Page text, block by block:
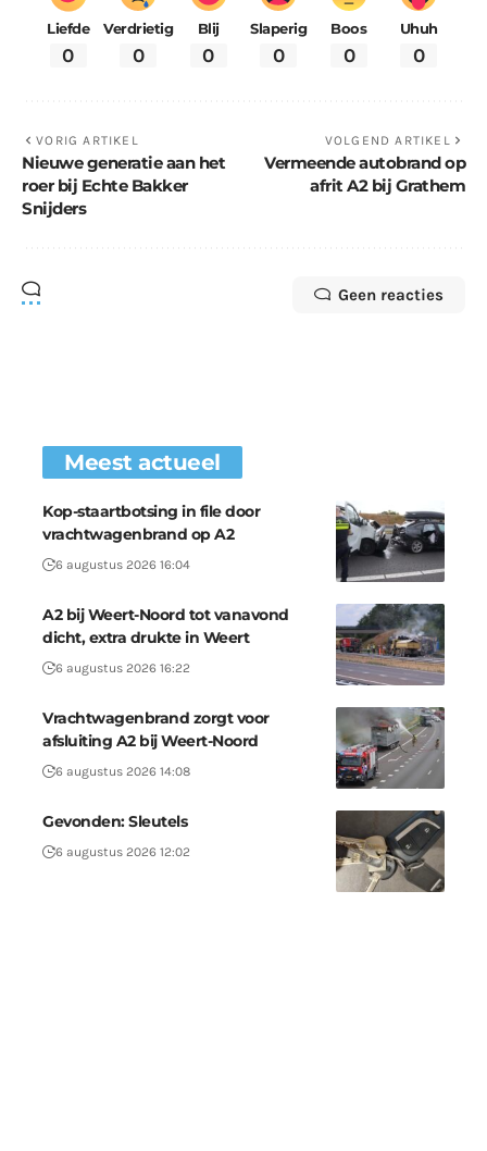
Liefde
0
Verdrietig
0
Blij
0
Slaperig
0
Boos
0
Uhuh
0
VORIG ARTIKEL
Nieuwe generatie aan het
roer bij Echte Bakker
Snijders
VOLGEND ARTIKEL
Vermeende autobrand op
afrit A2 bij Grathem
Geen reacties
Meest actueel
Kop-staartbotsing in file door
vrachtwagenbrand op A2
6 augustus 2026 16:04
A2 bij Weert-Noord tot vanavond
dicht, extra drukte in Weert
6 augustus 2026 16:22
Vrachtwagenbrand zorgt voor
afsluiting A2 bij Weert-Noord
6 augustus 2026 14:08
Gevonden: Sleutels
6 augustus 2026 12:02